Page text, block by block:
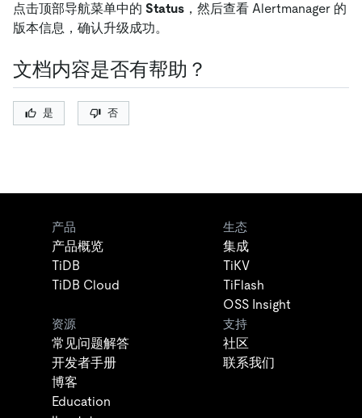
点击顶部导航菜单中的 Status ，然后查看 Alertmanager 的
版本信息，确认升级成功。
文档内容是否有帮助？
是 否
产品
产品概览
TiDB
TiDB Cloud
生态
集成
TiKV
TiFlash
OSS Insight
资源
常见问题解答
开发者手册
博客
Education
支持
社区
联系我们